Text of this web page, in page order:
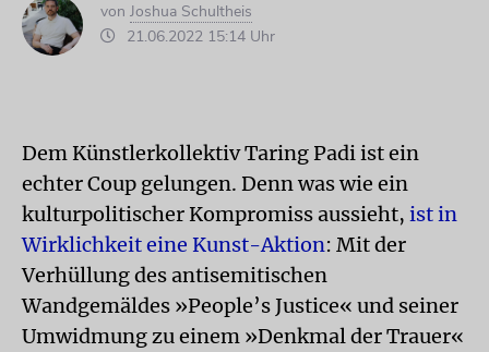
von Joshua Schultheis
21.06.2022 15:14 Uhr
Dem Künstlerkollektiv Taring Padi ist ein
echter Coup gelungen. Denn was wie ein
kulturpolitischer Kompromiss aussieht, ist in
Wirklichkeit eine Kunst-Aktion: Mit der
Verhüllung des antisemitischen
Wandgemäldes »People’s Justice« und seiner
Umwidmung zu einem »Denkmal der Trauer«